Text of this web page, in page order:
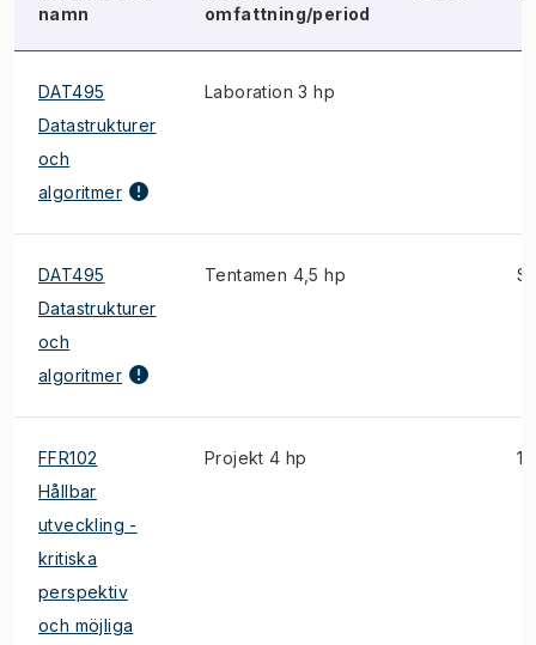
namn
omfattning/period
DAT495
Datastrukturer
och
algoritmer
Laboration 3 hp
DAT495
Datastrukturer
och
algoritmer
Tentamen 4,5 hp S
FFR102
Hållbar
utveckling -
kritiska
perspektiv
och möjliga
Projekt 4 hp 1)